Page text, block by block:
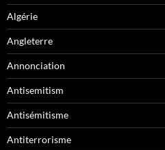
Algérie
Angleterre
Annonciation
Antisemitism
Antisémitisme
Antiterrorisme